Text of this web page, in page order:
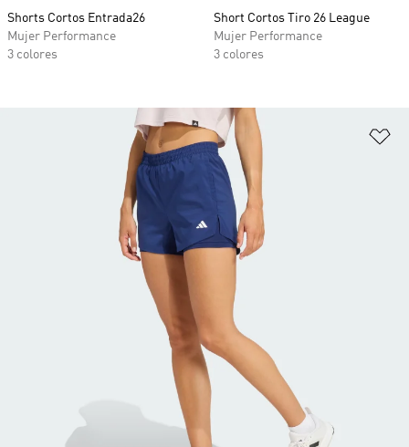
Shorts Cortos Entrada26
Mujer Performance
3 colores
Short Cortos Tiro 26 League
Mujer Performance
3 colores